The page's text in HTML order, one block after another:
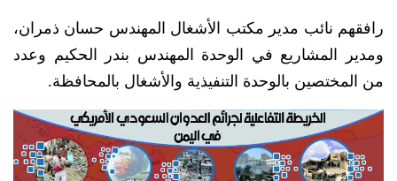
رافقهم نائب مدير مكتب الأشغال المهندس حسان ذمران،
ومدير المشاريع في الوحدة المهندس بندر الحكيم وعدد
من المختصين بالوحدة التنفيذية والأشغال بالمحافظة.